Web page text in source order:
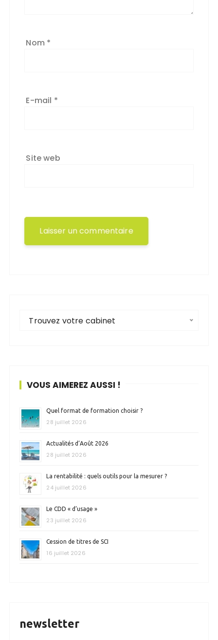
Nom *
E-mail *
Site web
Trouvez votre cabinet
VOUS AIMEREZ AUSSI !
Quel format de formation choisir ?
28 juillet 2026
Actualités d’Août 2026
28 juillet 2026
La rentabilité : quels outils pour la mesurer ?
24 juillet 2026
Le CDD « d’usage »
23 juillet 2026
Cession de titres de SCI
16 juillet 2026
newsletter